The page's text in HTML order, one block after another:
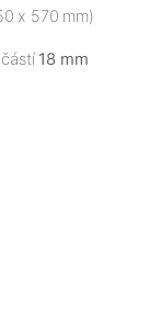
x 570 mm)
18 mm